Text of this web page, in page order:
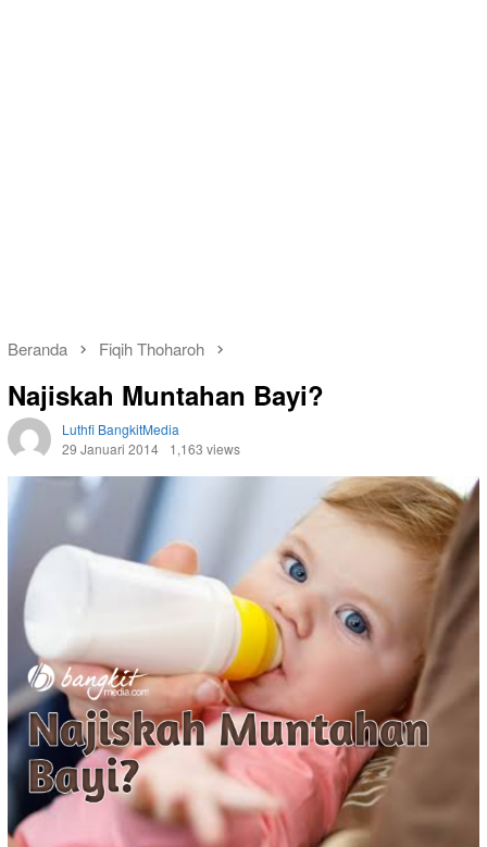
Beranda Fiqih Thoharoh
Najiskah Muntahan Bayi?
Luthfi BangkitMedia
29 Januari 2014
1,163 views